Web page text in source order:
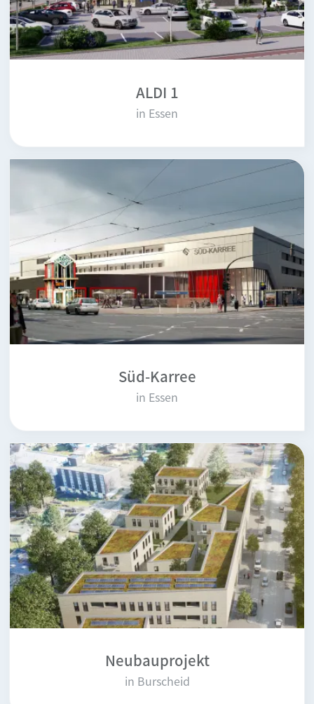
ALDI 1
in Essen
Süd-Karree
in Essen
Neubauprojekt
in Burscheid